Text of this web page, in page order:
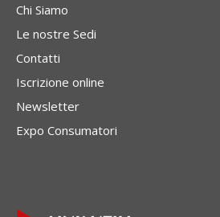
Chi Siamo
Le nostre Sedi
Contatti
Iscrizione online
Newsletter
Expo Consumatori